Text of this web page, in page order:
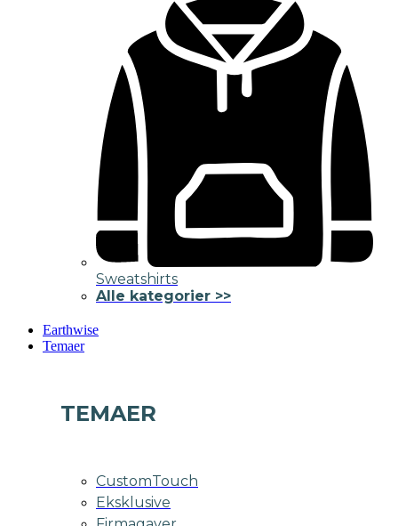
Sweatshirts
Alle kategorier >>
Earthwise
Temaer
TEMAER
CustomTouch
Eksklusive